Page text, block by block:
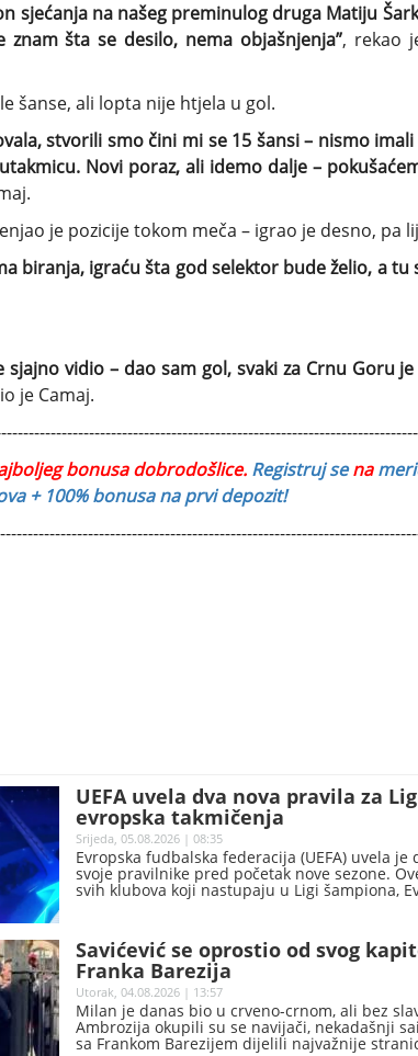
sjećanja na našeg preminulog druga Matiju
znam šta se desilo, nema objašnjenja”, rekao
šanse, ali lopta nije htjela u gol.
stvorili smo čini mi se 15 šansi – nismo
Novi poraz, ali idemo dalje –
je pozicije tokom meča – igrao je desno, pa
biranja, igraću šta god selektor bude želio, a tu
sjajno vidio – dao sam gol, svaki za Crnu Goru
je Camaj.
bonusa dobrodošlice. Registruj sena
+ 100% bonusa na prvi depozit!
UEFA uvela dva nova pravila za
evropska takmičenja
Srijeda, 05.08.2026 | 08:35
Evropska fudbalska federacija (UEFA) uvela
svoje pravilnike pred početak nove sezone.
svih klubova koji nastupaju u Ligi šampiona,
Savićević se oprostio od svog
Franka Barezija
Utorak, 04.08.2026 | 13:57
Milan je danas bio u crveno-crnom, ali bez
Ambrozija okupili su se navijači, nekadašnji
sa Frankom Barezijem dijelili najvažnije